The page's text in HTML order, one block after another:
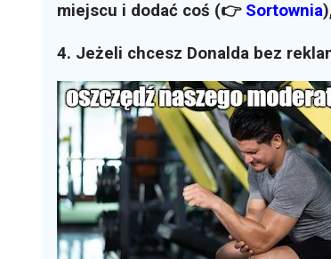
miejscu i dodać coś (👉 Sortownia)
4. Jeżeli chcesz Donalda bez